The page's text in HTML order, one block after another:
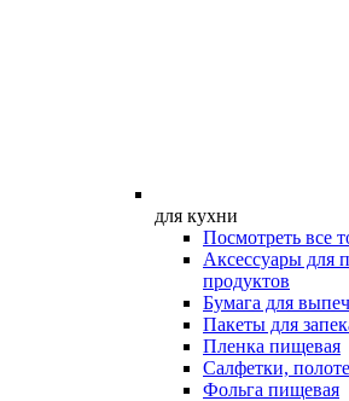
для кухни
Посмотреть все
Аксессуары для
продуктов
Бумага для
Пакеты для
Пленка пищевая
Салфетки,
Фольга пищевая